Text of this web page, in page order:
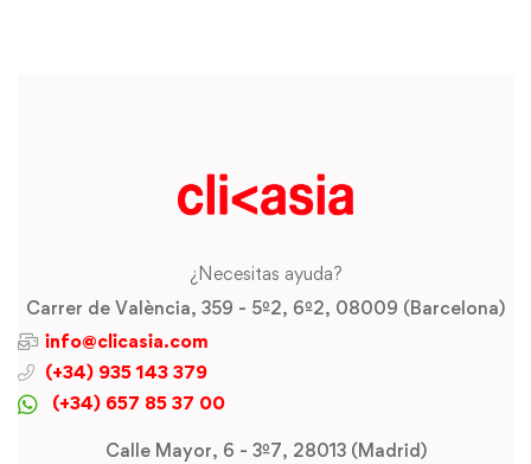
¿Necesitas ayuda?
Carrer de València, 359 - 5º2, 6º2, 08009 (Barcelona)
info@clicasia.com
(+34) 935 143 379
(+34) 657 85 37 00
Calle Mayor, 6 - 3º7, 28013 (Madrid)